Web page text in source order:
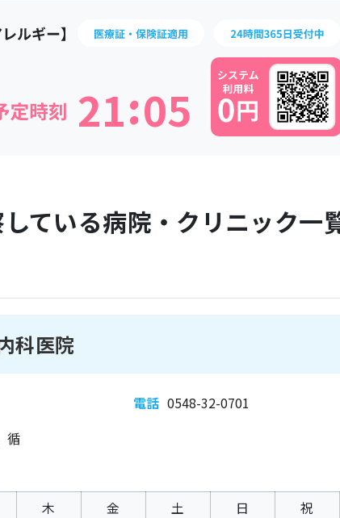
21 05
:
ている病院・クリニック一
科医院
電話 0548-32-0701
循
木 金 土 日 祝